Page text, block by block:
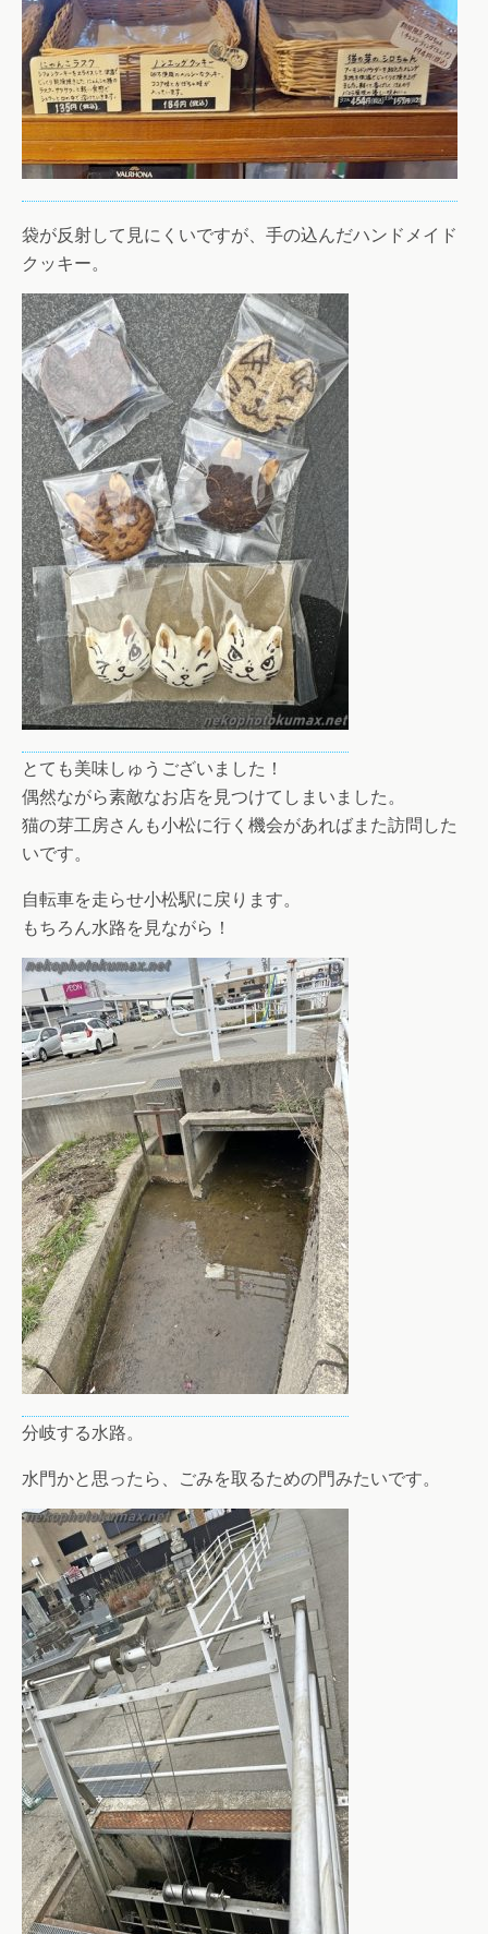
袋が反射して見にくいですが、手の込んだハンドメイド
クッキー。
とても美味しゅうございました！
偶然ながら素敵なお店を見つけてしまいました。
猫の芽工房さんも小松に行く機会があればまた訪問した
いです。
自転車を走らせ小松駅に戻ります。
もちろん水路を見ながら！
分岐する水路。
水門かと思ったら、ごみを取るための門みたいです。